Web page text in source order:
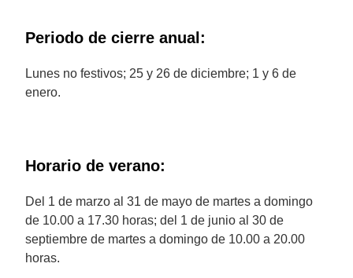
Periodo de cierre anual:
Lunes no festivos; 25 y 26 de diciembre; 1 y 6 de
enero.
Horario de verano:
Del 1 de marzo al 31 de mayo de martes a domingo
de 10.00 a 17.30 horas; del 1 de junio al 30 de
septiembre de martes a domingo de 10.00 a 20.00
horas.